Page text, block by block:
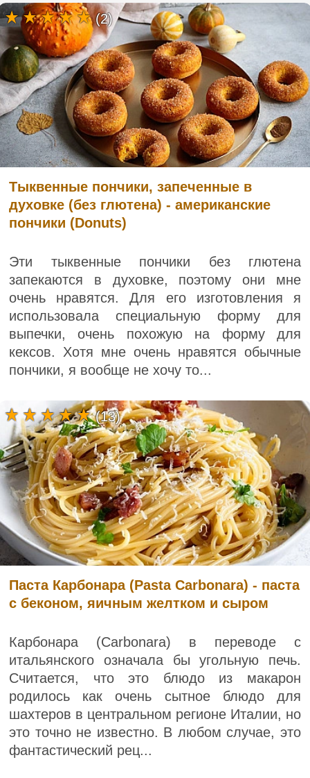
Тыквенные пончики, запеченные в
духовке (без глютена) - американские
пончики (Donuts)
Эти тыквенные пончики без глютена
запекаются в духовке, поэтому они мне
очень нравятся. Для его изготовления я
использовала специальную форму для
выпечки, очень похожую на форму для
кексов. Хотя мне очень нравятся обычные
пончики, я вообще не хочу то...
(2)
Паста Карбонара (Pasta Carbonara) - паста
с беконом, яичным желтком и сыром
Карбонара (Carbonara) в переводе с
итальянского означала бы угольную печь.
Считается, что это блюдо из макарон
родилось как очень сытное блюдо для
шахтеров в центральном регионе Италии, но
это точно не известно. В любом случае, это
фантастический рец...
(13)